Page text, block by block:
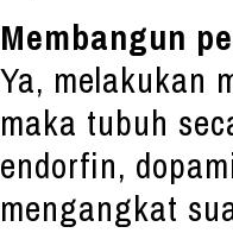
Membangun
Ya, melakukan
maka tubuh
endorfin,
mengangkat